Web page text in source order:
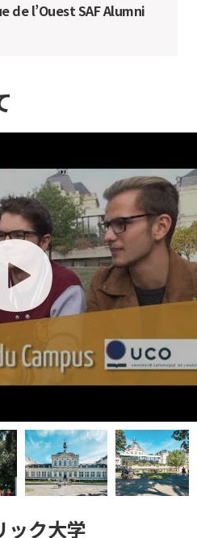
l’Ouest SAF Alumni
ック大学